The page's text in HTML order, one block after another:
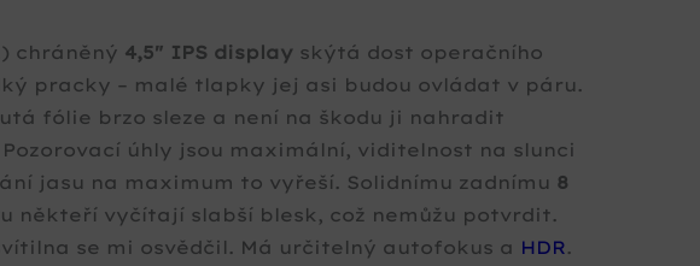
chráněný 4,5″ IPS display skýtá dost operačního
pracky – malé tlapky jej asi budou ovládat v páru.
fólie brzo sleze a není na škodu ji nahradit
úhly jsou maximální, viditelnost na slunci
jasu na maximum to vyřeší. Solidnímu zadnímu 8
u někteří vyčítají slabší blesk, což nemůžu potvrdit.
se mi osvědčil. Má určitelný autofokus a HDR.